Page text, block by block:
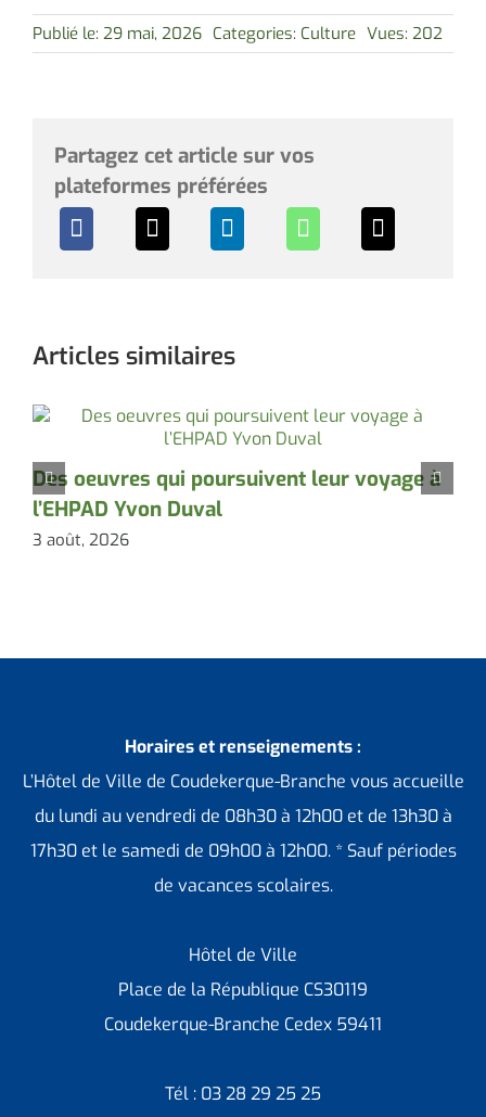
Publié le: 29 mai, 2026 Categories: Culture Vues: 202
Partagez cet article sur vos
plateformes préférées
Articles similaires
Des oeuvres qui poursuivent leur voyage à
l’EHPAD Yvon Duval
3 août, 2026
Horaires et renseignements :
L’Hôtel de Ville de Coudekerque-Branche vous accueille
du lundi au vendredi de 08h30 à 12h00 et de 13h30 à
17h30 et le samedi de 09h00 à 12h00. * Sauf périodes
de vacances scolaires.
Hôtel de Ville
Place de la République CS30119
Coudekerque-Branche Cedex 59411
Tél : 03 28 29 25 25